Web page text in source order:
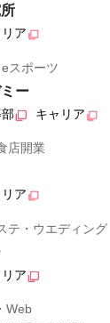
ア
スポーツ
ー
キャリア
店開業
ア
テ・ウエディング
ア
Web